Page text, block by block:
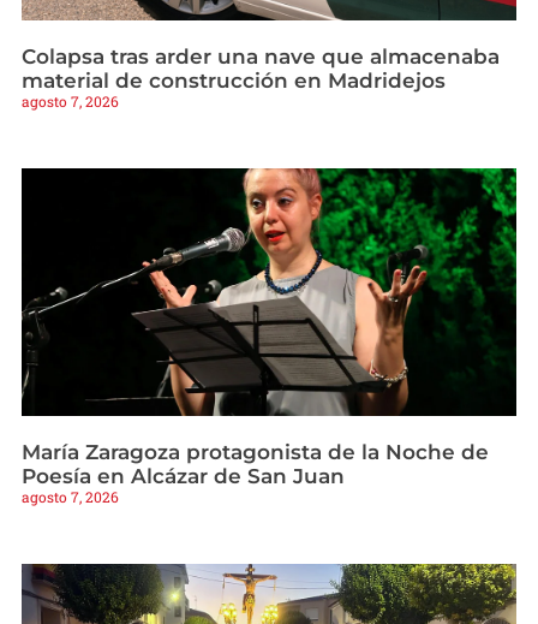
Colapsa tras arder una nave que almacenaba
material de construcción en Madridejos
agosto 7, 2026
María Zaragoza protagonista de la Noche de
Poesía en Alcázar de San Juan
agosto 7, 2026